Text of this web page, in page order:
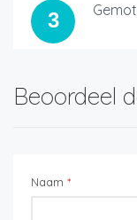
3
Beoordeel
Naam *